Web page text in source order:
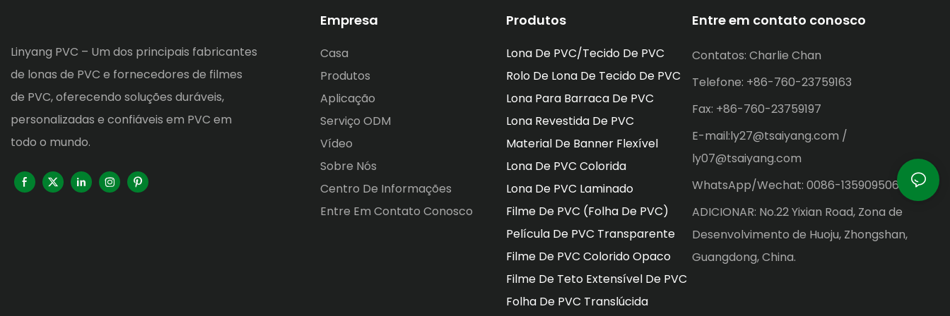
macromoléculas
Linyang PVC – Um dos principais fabricantes
de lonas de PVC e fornecedores de filmes
de PVC, oferecendo soluções duráveis,
personalizadas e confiáveis ​​em PVC em
todo o mundo.
Empresa
Casa
Produtos
Aplicação
Serviço ODM
Vídeo
Sobre Nós
Centro De Informações
Entre Em Contato Conosco
Produtos
Lona De PVC/tecido De PVC
Rolo De Lona De Tecido De PVC
Lona Para Barraca De PVC
Lona Revestida De PVC
Material De Banner Flexível
Lona De PVC Colorida
Lona De PVC Laminado
Filme De PVC (Folha De PVC)
Película De PVC Transparente
Filme De PVC Colorido Opaco
Filme De Teto Extensível De PVC
Folha De PVC Translúcida
Entre em contato conosco
Contatos: Charlie Chan
Telefone: +86-760-23759163
Fax: +86-760-23759197
E-mail:ly27@tsaiyang.com /
ly07@tsaiyang.com
WhatsApp/Wechat: 0086-13590950659
ADICIONAR: No.22 Yixian Road, Zona de
Desenvolvimento de Huoju, Zhongshan,
Guangdong, China.